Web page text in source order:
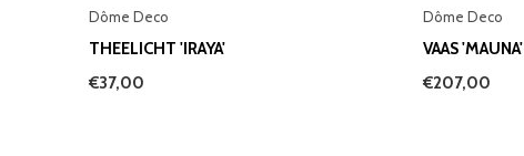
Dôme Deco
THEELICHT 'IRAYA'
€37,00
Dôme Deco
VAAS 'MAUNA'
€207,00